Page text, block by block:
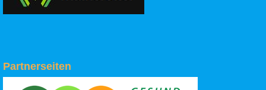
Partnerseiten